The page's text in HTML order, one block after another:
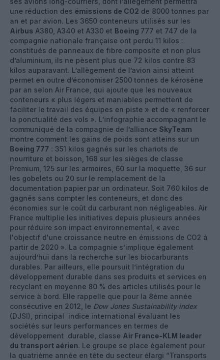
une réduction des émissions de CO2 de 8000 tonnes par
an et par avion. Les 3650 conteneurs utilisés sur les
Airbus A380, A340 et A330 et Boeing 777 et 747 de la
compagnie nationale française ont perdu 11 kilos :
constitués de panneaux de fibre composite et non plus
d’aluminium, ils ne pèsent plus que 72 kilos contre 83
kilos auparavant. L’allègement de l’avion ainsi atteint
permet en outre d’économiser 2500 tonnes de kérosène
par an selon Air France, qui ajoute que les nouveaux
conteneurs « plus légers et maniables permettent de
faciliter le travail des équipes en piste » et de « renforcer
la ponctualité des vols ». L’infographie accompagnant le
communiqué de la compagnie de l’alliance SkyTeam
montre comment les gains de poids sont atteins sur un
Boeing 777 : 351 kilos gagnés sur les chariots de
nourriture et boisson, 168 sur les sièges de classe
Premium, 125 sur les armoires, 60 sur la moquette, 36 sur
les gobelets ou 20 sur le remplacement de la
documentation papier par un ordinateur. Soit 760 kilos de
gagnés sans compter les conteneurs, et donc des
économies sur le coût du carburant non négligeables. Air
France multiplie les initiatives depuis plusieurs années
pour réduire son impact environnemental, « avec
l'objectif d'une croissance neutre en émissions de CO2 à
partir de 2020 ». La compagnie s’implique également
aujourd’hui dans la recherche sur les biocarburants
durables. Par ailleurs, elle poursuit l’intégration du
développement durable dans ses produits et services en
recyclant en moyenne 80 % des articles utilisés pour le
service à bord. Elle rappelle que pour la 8ème année
consécutive en 2012, le Dow Jones Sustainability index
(DJSI), principal indice international évaluant les
sociétés sur leurs performances en termes de
développement durable, classe Air France-KLM leader
du transport aérien. Le groupe se place également pour
la quatrième année en tête du secteur élargi “Transports